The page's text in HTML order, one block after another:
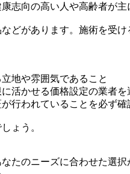
志向の高い人や高齢者が
どがあります。施術を受
地や雰囲気であること
活かせる価格設定の業者を
行われていることを必ず確
ょう。
たのニーズに合わせた選択